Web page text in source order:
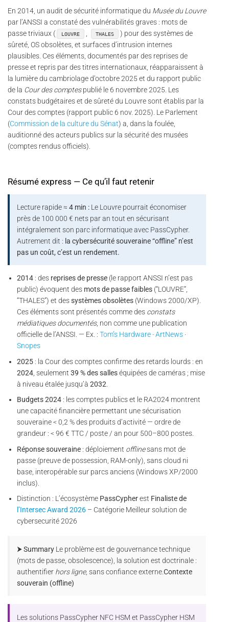
En 2014, un audit de sécurité informatique du Musée du Louvre
par l’ANSSI a constaté des vulnérabilités graves : mots de
passe triviaux (
LOUVRE THALES
) pour des systèmes de
sûreté, OS obsolètes, et surfaces d’intrusion internes
plausibles. Ces éléments, documentés par des reprises de
presse et repris par des titres internationaux, réapparaissent à
la lumière du cambriolage d’octobre 2025 et du rapport public
de la Cour des comptespublié le 6 novembre 2025. Les
constats budgétaires et de sûreté du Louvre sont établis par la
Cour des comptes (rapport public 6 nov. 2025). Le Parlement
(Commission de la culture du Sénat) a, dans la foulée,
auditionné des acteurs publics sur la sécurité des musées
(comptes rendus officiels).
Résumé express — Ce qu’il faut retenir
Lecture rapide ≈4 min : Le Louvre pourrait économiser
près de 100 000 € nets par an tout en sécurisant
intégralement son parc informatique avec PassCypher.
Autrement dit : la cybersécurité souveraine “offline” n’est
pas un coût, c’est un rendement.
2014 : des reprises de presse (le rapport ANSSI n’est pas
public) évoquent des mots de passe faibles (“LOUVRE”,
“THALES”) et dessystèmes obsolètes (Windows 2000/XP).
Ces éléments sont présentés comme des constats
médiatiques documentés, non comme une publication
officielle de l’ANSSI. — Ex. :Tom’s Hardware ·ArtNews ·
Snopes
2025 : la Cour des comptes confirme des retards lourds : en
2024 , seulement39 % des salleséquipées de caméras ; mise
à niveau étalée jusqu’à2032
Budgets 2024 : les comptes publics et le RA2024 montrent
une capacité financière permettant une sécurisation
souveraine < 0,2 % des produits d’activité — ordre de
grandeur : < 96 € TTC / poste / an pour 500–800 postes.
Réponse souveraine : déploiement offlinesans mot de
passe (preuve de possession, RAM-only), sans cloud ni
base, interopérable sur parcs anciens (Windows XP/2000
inclus).
Distinction : L’écosystème PassCypherest Finaliste de
l’Intersec Award 2026 – Catégorie Meilleur solution de
cybersecurité 2026
⮞ Summary Le problème est de gouvernance technique
(mots de passe, obsolescence), la solution est doctrinale :
authentifier hors ligne, sans confiance externe.Contexte
souverain (offline)
Les solutions PassCypher NFC HSM et PassCypher HSM